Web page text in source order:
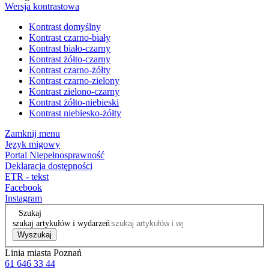
Wersja kontrastowa
Kontrast domyślny
Kontrast czarno-biały
Kontrast biało-czarny
Kontrast żółto-czarny
Kontrast czarno-żółty
Kontrast czarno-zielony
Kontrast zielono-czarny
Kontrast żółto-niebieski
Kontrast niebiesko-żółty
Zamknij menu
Język migowy
Portal Niepełnosprawność
Deklaracja dostępności
ETR - tekst
Facebook
Instagram
Szukaj
szukaj artykułów i wydarzeń
Wyszukaj
Linia miasta Poznań
61 646 33 44